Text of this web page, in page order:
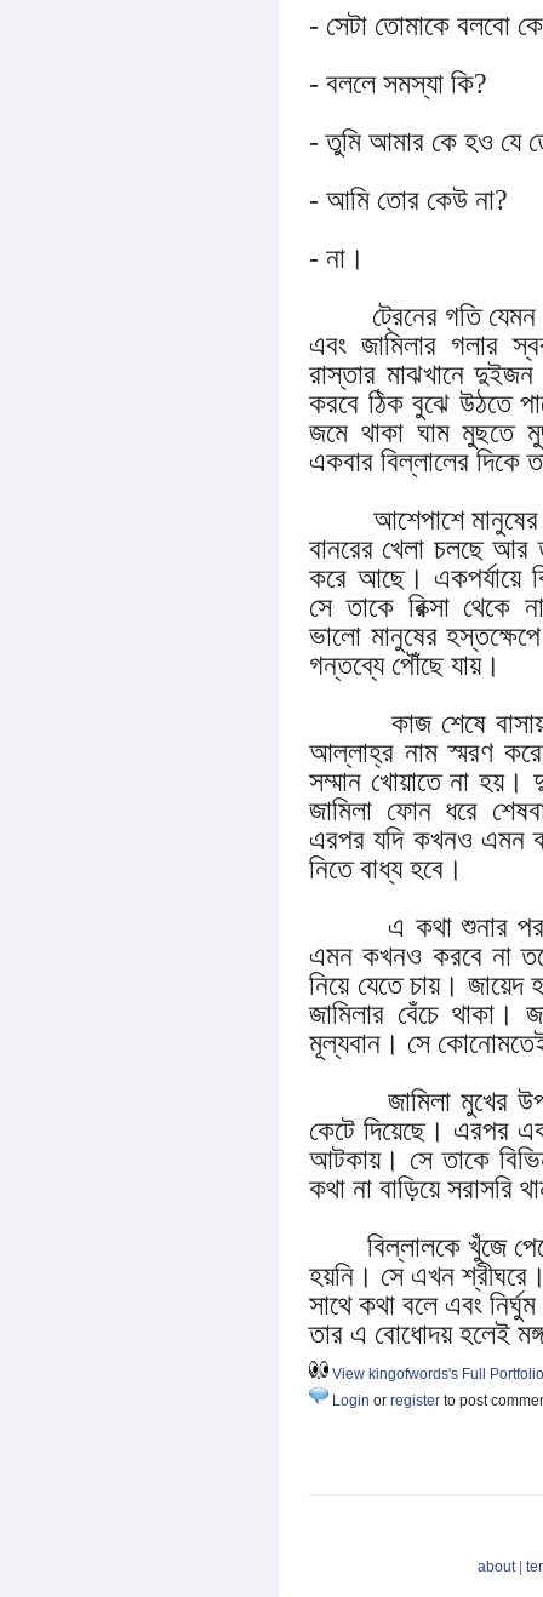
- সেটা তোমাকে বলবো
- বললে সমস্যা কি?
- তুমি আমার কে হও যে
- আমি তোর কেউ না?
- না।
ট্রেনের গতি যেমন
এবং জামিলার গলার
রাস্তার মাঝখানে
করবে ঠিক বুঝে উঠতে
জমে থাকা ঘাম মুছতে
একবার বিল্লালের
আশেপাশে মানুষের
বানরের খেলা চলছে আর
করে আছে। একপর্যায়ে
সে তাকে রিক্সা থেকে
ভালো মানুষের
গন্তব্যে পৌঁছে যায়।
কাজ শেষে বাসায়
আল্লাহ্‌র নাম স্মরণ
সম্মান খোয়াতে না
জামিলা ফোন ধরে
এরপর যদি কখনও এমন
নিতে বাধ্য হবে।
এ কথা শুনার পর
এমন কখনও করবে না
নিয়ে যেতে চায়। জায়েদ
জামিলার বেঁচে থাকা।
মূল্যবান। সে কোনোমতেই
জামিলা মুখের উপর
কেটে দিয়েছে। এরপর
আটকায়। সে তাকে
কথা না বাড়িয়ে সরাসরি
বিল্লালকে খুঁজে
হয়নি। সে এখন
সাথে কথা বলে এবং
তার এ বোধোদয় হলেই
View kingofwords's Full Portfolio
Login or register to post
about|